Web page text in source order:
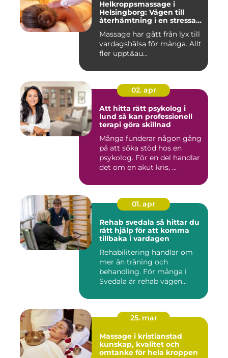
Helkroppsmassage i
Helsingborg: Vägen till
återhämtning i en stressad
Massage har gått från lyx till
vardagshälsa för många. Allt
fler uppt&au...
02. apr
Att hitta rätt psykolog i
lund så kan professionell
terapi göra skillnad
Många funderar någon gång
på att söka stöd hos en
psykolog. För en del handlar
det om en akut kris, ...
01. apr
Rehab svedala så hittar du
rätt hjälp för att komma
tillbaka i vardagen
Rehabilitering handlar om
mer än träning och
behandling. För många i
Svedala är rehab vägen
25. mar
Massage i kristianstad
kunskap, kvalitet och
omtanke för hela kroppen